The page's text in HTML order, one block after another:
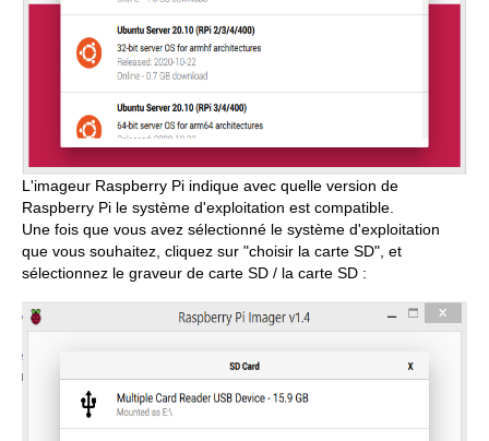
L'imageur Raspberry Pi indique avec quelle version de
Raspberry Pi le système d'exploitation est compatible.
Une fois que vous avez sélectionné le système d'exploitation
que vous souhaitez, cliquez sur "choisir la carte SD", et
sélectionnez le graveur de carte SD / la carte SD :